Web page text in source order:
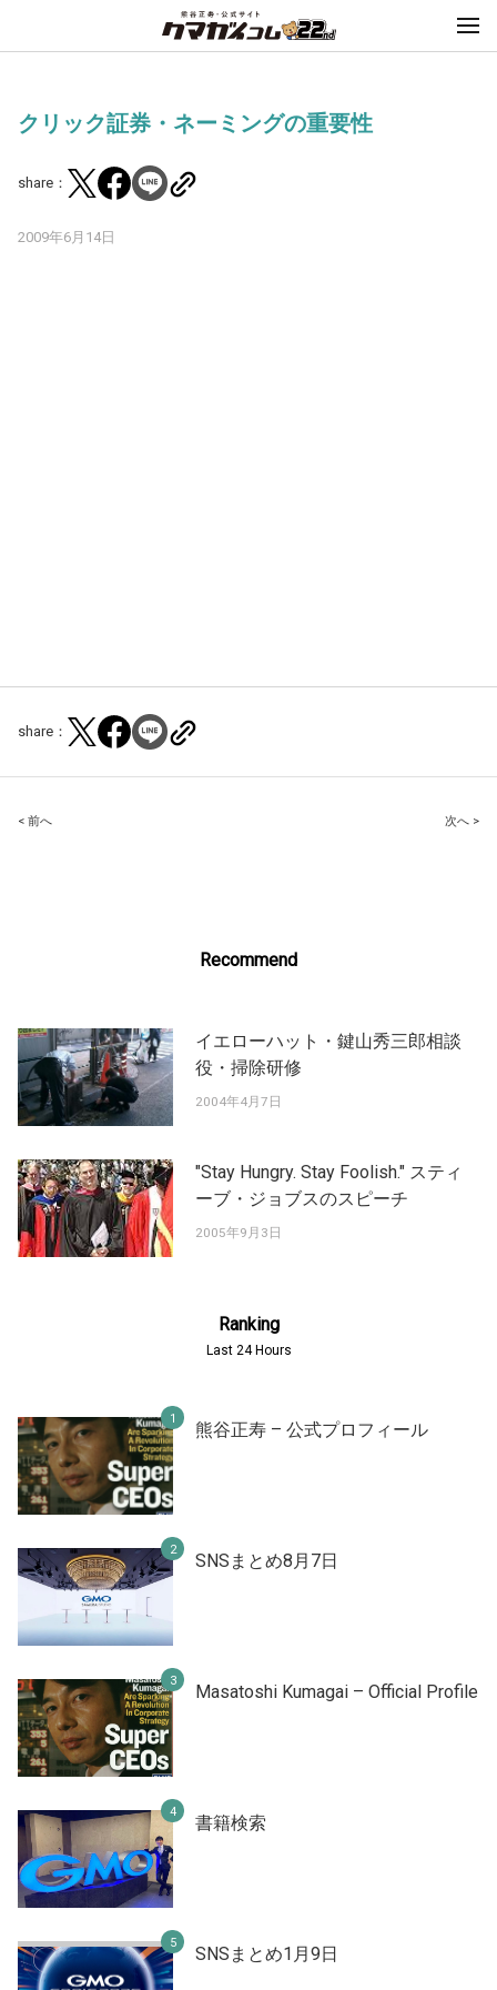
クリック証券・ネーミングの重要性
share：
2009年6月14日
share：
Post
< 前へ 次へ >
Recommend
イエローハット・鍵山秀三郎相談
役・掃除研修
2004年4月7日
"Stay Hungry. Stay Foolish." スティ
ーブ・ジョブスのスピーチ
2005年9月3日
Ranking
Last 24 Hours
熊谷正寿 – 公式プロフィール
SNSまとめ8月7日
Masatoshi Kumagai – Official Profile
書籍検索
SNSまとめ1月9日